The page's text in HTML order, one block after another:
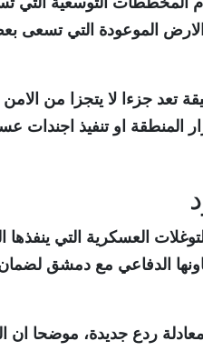
الارض الموعودة التي تسعى
تعد جزءا لا يتجزا من
او تنفيذ اجندات
العسكرية التي
الدفاعي مع دمشق
معادلة ردع جديدة، موضحا